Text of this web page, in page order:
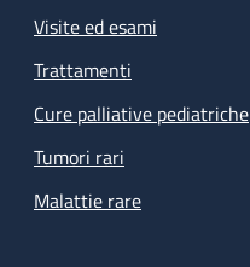
Visite ed esami
Trattamenti
Cure palliative pediatriche
Tumori rari
Malattie rare